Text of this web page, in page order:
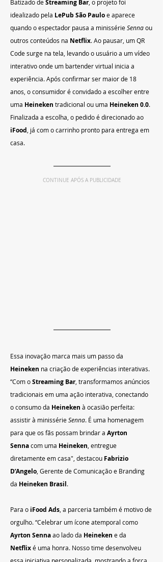
Batizado de Streaming Bar, o projeto foi
idealizado pela LePub São Paulo e aparece
quando o espectador pausa a minissérie Senna ou
outros conteúdos na Netflix. Ao pausar, um QR
Code surge na tela, levando o usuário a um vídeo
interativo onde um bartender virtual inicia a
experiência. Após confirmar ser maior de 18
anos, o consumidor é convidado a escolher entre
uma Heineken tradicional ou uma Heineken 0.0.
Finalizada a escolha, o pedido é direcionado ao
iFood , já com o carrinho pronto para entrega em
casa.
CONTINUE APÓS A PUBLICIDADE
Essa inovação marca mais um passo da
Heineken na criação de experiências interativas.
“Com o Streaming Bar, transformamos anúncios
tradicionais em uma ação interativa, conectando
o consumo da Heineken à ocasião perfeita:
assistir à minissérie Senna. É uma homenagem
para que os fãs possam brindar a Ayrton
Senna com uma Heineken , entregue
diretamente em casa", destacou Fabrizio
D’Angelo , Gerente de Comunicação e Branding
da Heineken Brasil.
Para o iFood Ads , a parceria também é motivo de
orgulho. “Celebrar um ícone atemporal como
Ayrton Senna ao lado da Heineken e da
Netflix é uma honra. Nosso time desenvolveu
essa iniciativa personalizada, mostrando a força